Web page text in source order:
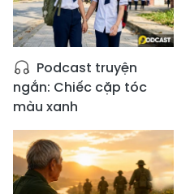
Podcast truyện
ngắn: Chiếc cặp tóc
màu xanh